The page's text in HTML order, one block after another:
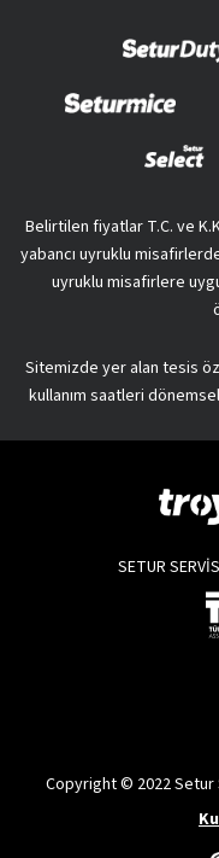
Belirtilen fiyatlar T.C. ve
yabancı uyruklu
uyruklu misafirlere
Sitemizde yer alan tesis
kullanım saatleri
SETUR
Copyright © 2022 Setur